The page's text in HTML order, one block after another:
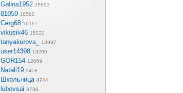
Galina1952 18893
81059 18580
Cerg68 16197
vikusik46 15020
tanyakurova_ 13997
user14398 13205
GOR154 12059
Natali19 9458
Школьница 8744
lubovsai 8736